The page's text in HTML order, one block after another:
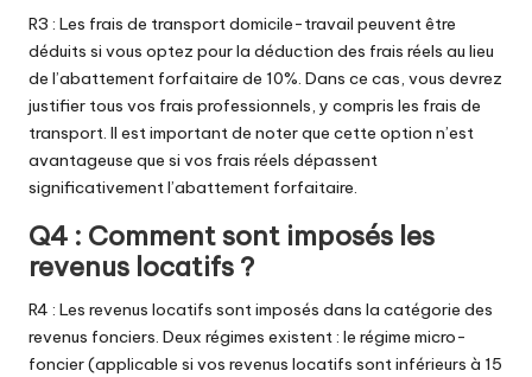
R3 : Les frais de transport domicile-travail peuvent être
déduits si vous optez pour la déduction des frais réels au lieu
de l’abattement forfaitaire de 10%. Dans ce cas, vous devrez
justifier tous vos frais professionnels, y compris les frais de
transport. Il est important de noter que cette option n’est
avantageuse que si vos frais réels dépassent
significativement l’abattement forfaitaire.
Q4 : Comment sont imposés les
revenus locatifs ?
R4 : Les revenus locatifs sont imposés dans la catégorie des
revenus fonciers. Deux régimes existent : le régime micro-
foncier (applicable si vos revenus locatifs sont inférieurs à 15